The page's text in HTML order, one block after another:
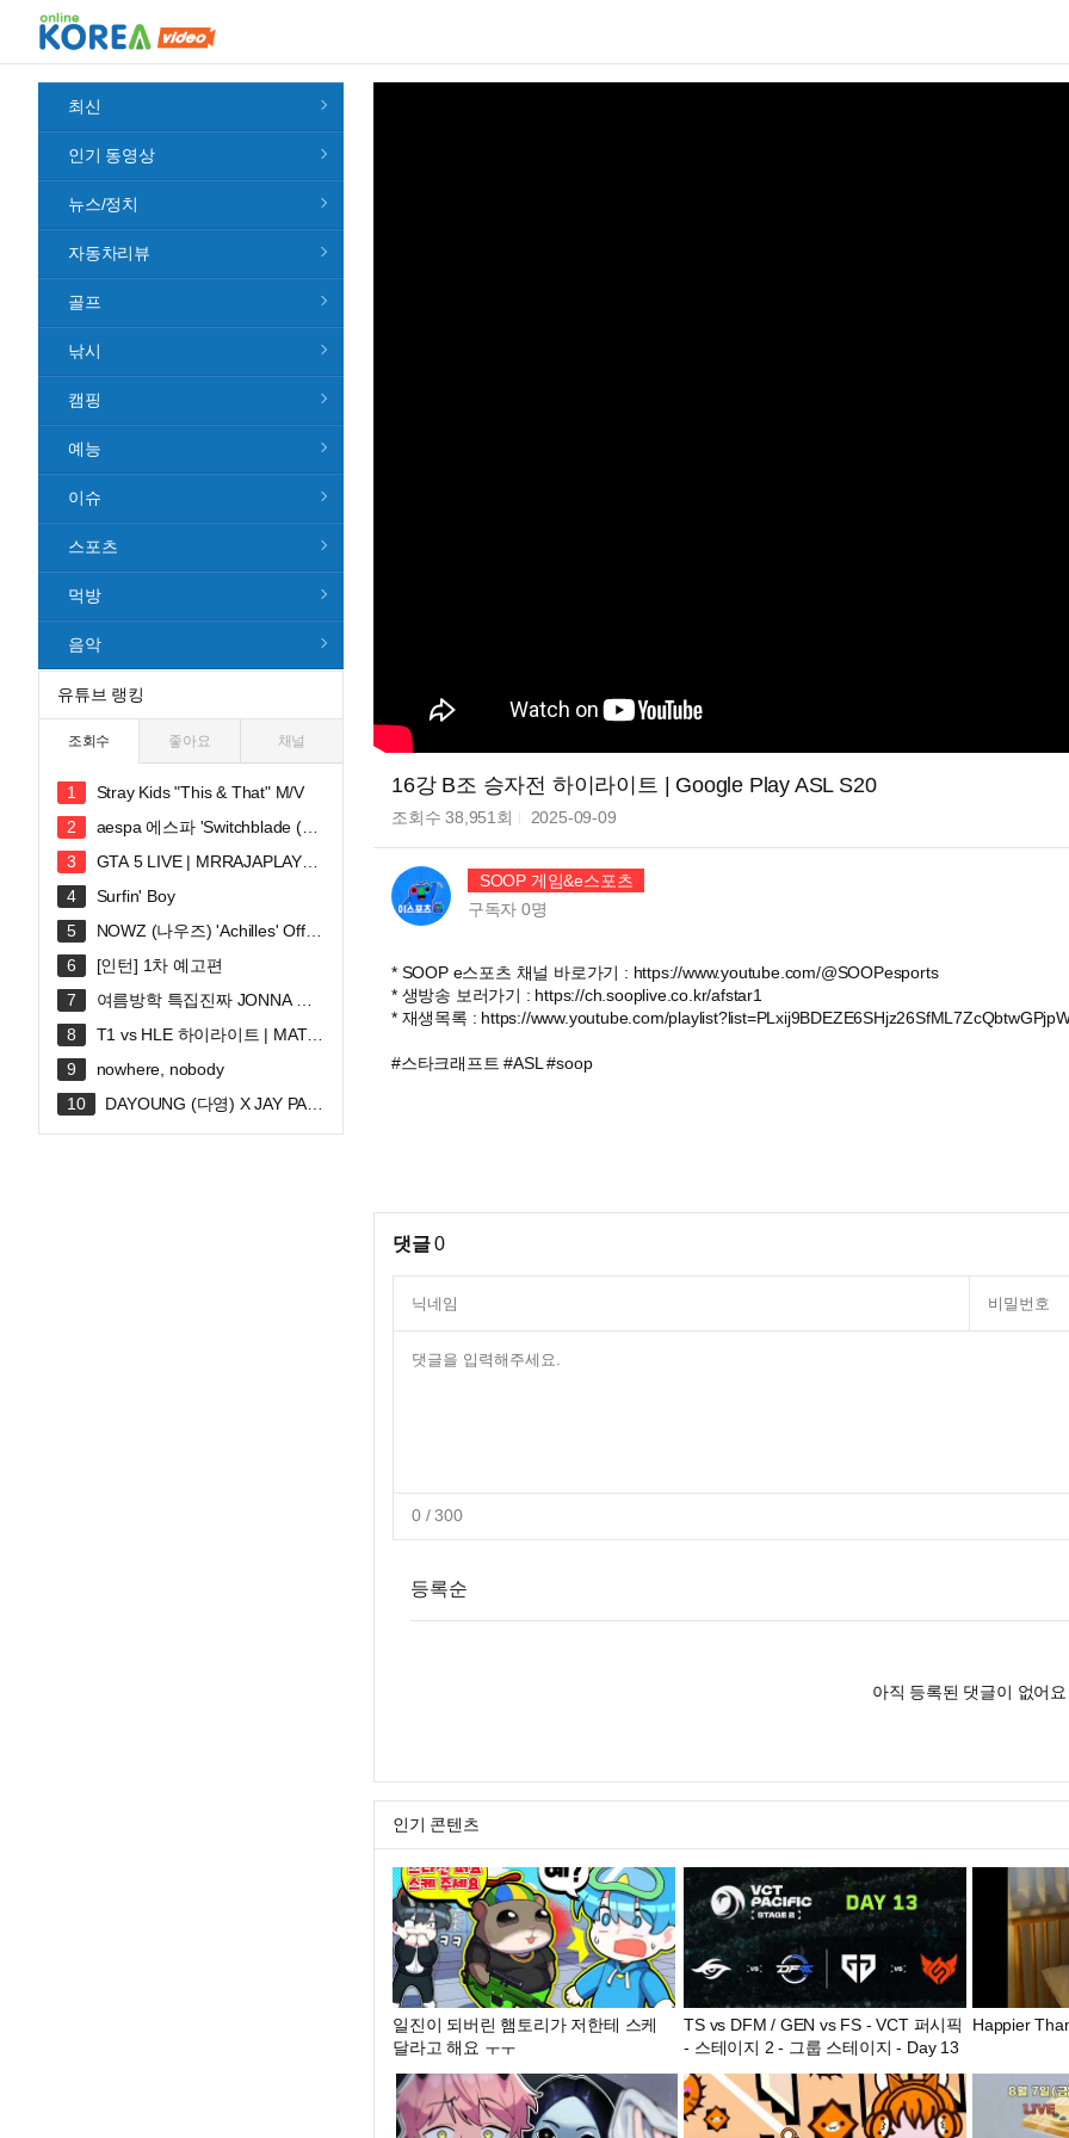
최신
인기 동영상
뉴스/정치
자동차리뷰
골프
낚시
캠핑
예능
이슈
스포츠
먹방
음악
유튜브 랭킹
조회수 좋아요 채널
Stray Kids "This & That" M/V
aespa 에스파 'Switchblade (Fe
at. Ty Dolla $ign)' MV
GTA 5 LIVE | MRRAJAPLAY#s
hortslive #shortsfeed #gta5 #gtaonli
ne
Surfin' Boy
NOWZ (나우즈) 'Achilles' Offici
al Music Video
[인턴] 1차 예고편
여름방학 특집진짜 JONNA 웃
깁니다ㅠㅠㅠ 혜안져스 덕몽어스 완
전체 합방!
T1 vs HLE 하이라이트 | MATC
H 30 | 2026 LoL KeSPA CUP
nowhere, nobody
DAYOUNG (다영) X JAY PAR
16강 B조 승자전 하이라이트 | Google Play ASL S20
조회수38,951 회 2025-09-09
SOOP 게임&e스포츠
구독자0명
* SOOP e스포츠 채널 바로가기 : https://www.youtube.com/@SOOPesports
* 생방송 보러가기 : https://ch.sooplive.co.kr/afstar1
* 재생목록 : https://www.youtube.com/
#스타크래프트 #ASL #soop
댓글0
0/ 300
등록순
아직 등록된 댓글이 없어요
인기 콘텐츠
일진이 되버린 햄토리가 저한테 스케
달라고 해요 ㅜㅜ
TS vs DFM / GEN vs FS - VCT 퍼시픽
- 스테이지 2 - 그룹 스테이지 - Day 13
Happier